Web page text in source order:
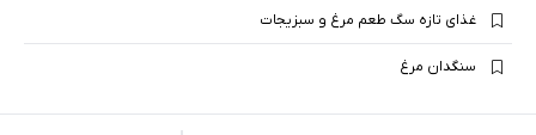
غذای تازه سگ طعم مرغ و سبزیجات
سنگدان مرغ